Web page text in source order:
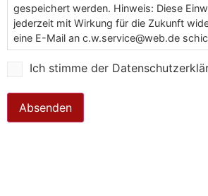
gespeichert werden. Hinweis: Diese
jederzeit mit Wirkung für die Zukunft
eine E-Mail an c.w.service@web.de
Ich stimme der
Absenden